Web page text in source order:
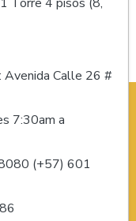
Avenida Calle 26 #
7:30am a
(+57) 601